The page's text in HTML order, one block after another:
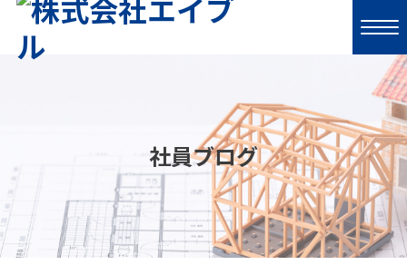
社員ブログ